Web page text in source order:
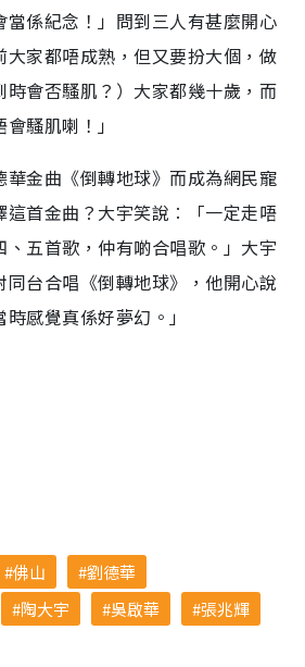
係紀念！」問到三人有甚麼開心
大家都唔成熟，但又要扮大個，做
時會否騷肌？）大家都幾十歲，而
騷肌喇！」
華金曲《倒轉地球》而成為網民寵
這首金曲？大宇笑說︰「一定走唔
、五首歌，仲有啲合唱歌。」大宇
同台合唱《倒轉地球》，他開心說
感覺真係好夢幻。」
佛山
劉德華
陶大宇 吳啟華
張兆輝